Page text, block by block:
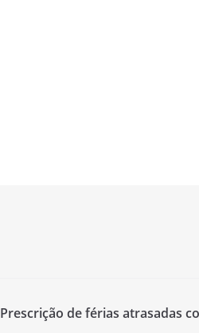
Prescrição de férias atrasadas